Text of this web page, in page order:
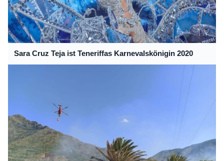
Sara Cruz Teja ist Teneriffas Karnevalskönigin 2020